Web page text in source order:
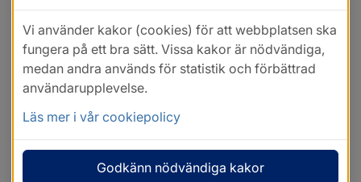
Vi använder kakor (cookies) för att webbplatsen ska
fungera på ett bra sätt. Vissa kakor är nödvändiga,
medan andra används för statistik och förbättrad
användarupplevelse.
Läs mer i vår cookiepolicy
Godkänn nödvändiga kakor